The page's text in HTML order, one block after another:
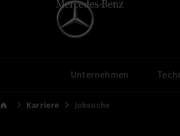
Unternehmen
Karriere Jobsuche